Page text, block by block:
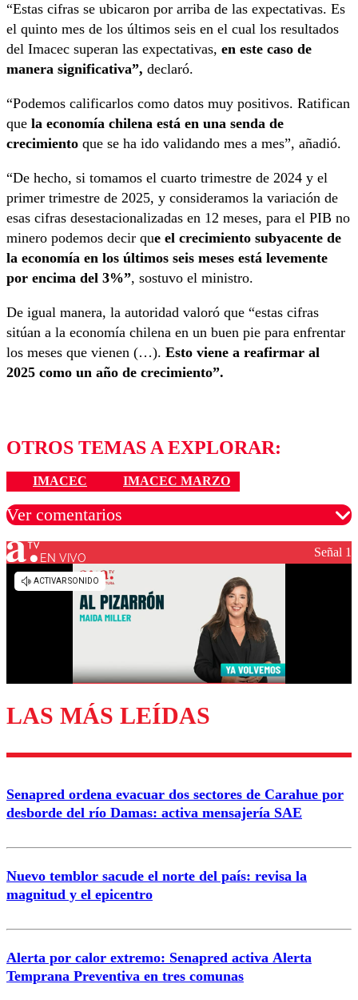
“Estas cifras se ubicaron por arriba de las expectativas. Es
el quinto mes de los últimos seis en el cual los resultados
del Imacec superan las expectativas, en este caso de
manera significativa”, declaró.
“Podemos calificarlos como datos muy positivos. Ratifican
que la economía chilena está en una senda de
crecimiento que se ha ido validando mes a mes”, añadió.
“De hecho, si tomamos el cuarto trimestre de 2024 y el
primer trimestre de 2025, y consideramos la variación de
esas cifras desestacionalizadas en 12 meses, para el PIB no
minero podemos decir que el crecimiento subyacente de
la economía en los últimos seis meses está levemente
por encima del 3%”, sostuvo el ministro.
De igual manera, la autoridad valoró que “estas cifras
sitúan a la economía chilena en un buen pie para enfrentar
los meses que vienen (…). Esto viene a reafirmar al
2025 como un año de crecimiento”.
OTROS TEMAS A EXPLORAR:
IMACEC IMACEC MARZO
Ver comentarios
Los comentarios son moderados para garantizar un
diálogo respetuoso.
Enviar comentario
EN VIVO Señal 1
LAS MÁS LEÍDAS
Senapred ordena evacuar dos sectores de Carahue por
desborde del río Damas: activa mensajería SAE
Nuevo temblor sacude el norte del país: revisa la
magnitud y el epicentro
Alerta por calor extremo: Senapred activa Alerta
Temprana Preventiva en tres comunas